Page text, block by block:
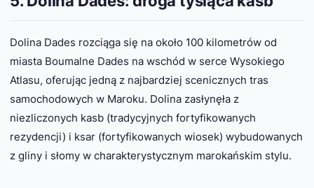
Dolina Dades rozciąga się na około 100 kilometrów od
miasta Boumalne Dades na wschód w serce Wysokiego
Atlasu, oferując jedną z najbardziej scenicznych tras
samochodowych w Maroku. Dolina zasłynęła z
niezliczonych kasb (tradycyjnych fortyfikowanych
rezydencji) i ksar (fortyfikowanych wiosek) wybudowanych
z gliny i słomy w charakterystycznym marokańskim stylu.